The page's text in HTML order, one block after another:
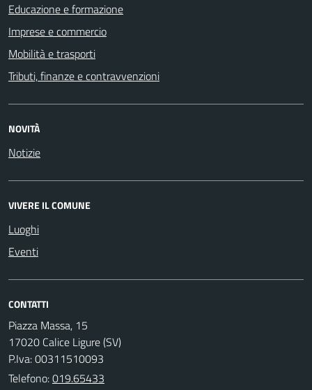
Educazione e formazione
Imprese e commercio
Mobilità e trasporti
Tributi, finanze e contravvenzioni
NOVITÀ
Notizie
VIVERE IL COMUNE
Luoghi
Eventi
CONTATTI
Piazza Massa, 15
17020 Calice Ligure (SV)
P.Iva: 00311510093
Telefono:019.65433